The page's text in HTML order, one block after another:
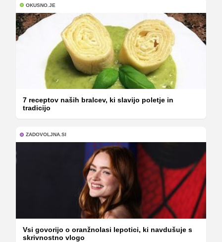
OKUSNO.JE
7 receptov naših bralcev, ki slavijo poletje in
tradicijo
ZADOVOLJNA.SI
Vsi govorijo o oranžnolasi lepotici, ki navdušuje s
skrivnostno vlogo